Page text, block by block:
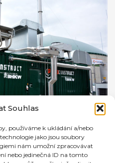
Souhlas
používáme k ukládání a/nebo
jako jsou soubory
nám umožní zpracovávat
nebo jedinečná ID na tomto